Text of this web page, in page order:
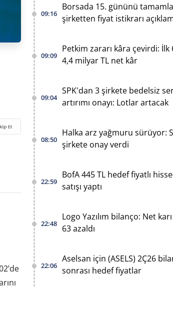
09:16
Borsada 15. gününü
şirketten fiyat istikrarı
09:09
Petkim zararı kâra çevirdi: İlk
4,4 milyar TL net kâr
09:04
SPK'dan 3 şirkete bedelsiz
artırımı onayı: Lotlar artacak
08:50
Halka arz yağmuru sürüyor:
şirkete onay verdi
22:59
BofA 445 TL hedef fiyatlı
satışı yaptı
22:48
Logo Yazılım bilanço: Net
63 azaldı
22:06
Aselsan için (ASELS) 2Ç26
sonrası hedef fiyatlar